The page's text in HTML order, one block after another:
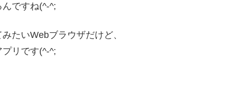
ですね(^-^;
たいWebブラウザだけど、
リです(^-^;